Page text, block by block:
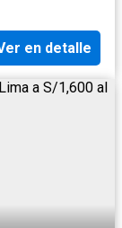
en detalle